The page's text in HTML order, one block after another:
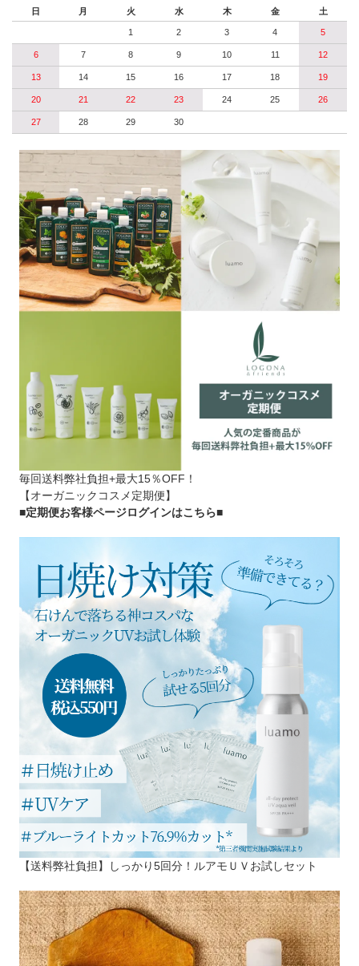
日 月 火 水 木 金 土
1 2 3 4 5
6 7 8 9 10 11 12
13 14 15 16 17 18 19
20 21 22 23 24 25 26
27 28 29 30
毎回送料弊社負担+最大15％OFF！
【オーガニックコスメ定期便】
■定期便お客様ページログインはこちら■
【送料弊社負担】しっかり5回分！ルアモＵＶお試しセット